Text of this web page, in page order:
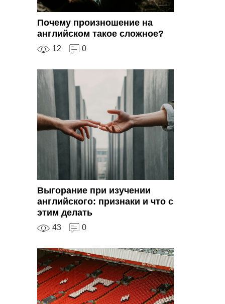
Почему произношение на
английском такое сложное?
12 0
Выгорание при изучении
английского: признаки и что с
этим делать
43 0